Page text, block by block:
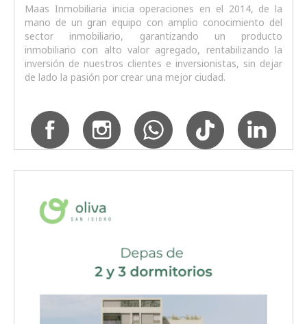
Maas Inmobiliaria inicia operaciones en el 2014, de la
mano de un gran equipo con amplio conocimiento del
sector inmobiliario, garantizando un producto
inmobiliario con alto valor agregado, rentabilizando la
inversión de nuestros clientes e inversionistas, sin dejar
de lado la pasión por crear una mejor ciudad.